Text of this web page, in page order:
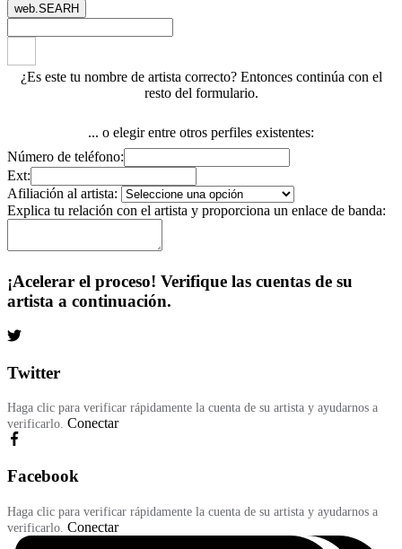
web.SEARH
¿Es este tu nombre de artista correcto? Entonces continúa con el
resto del formulario.
... o elegir entre otros perfiles existentes:
Número de teléfono:
Ext:
Afiliación al artista:
Explica tu relación con el artista y proporciona un enlace de banda:
¡Acelerar el proceso! Verifique las cuentas de su
artista a continuación.
Twitter
Haga clic para verificar rápidamente la cuenta de su artista y ayudarnos a
verificarlo. Conectar
Facebook
Haga clic para verificar rápidamente la cuenta de su artista y ayudarnos a
verificarlo. Conectar